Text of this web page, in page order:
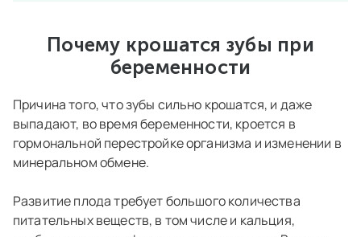
Почему крошатся зубы при
беременности
Причина того, что зубы сильно крошатся, и даже
выпадают, во время беременности, кроется в
гормональной перестройке организма и изменении в
минеральном обмене.
Развитие плода требует большого количества
питательных веществ, в том числе и кальция,